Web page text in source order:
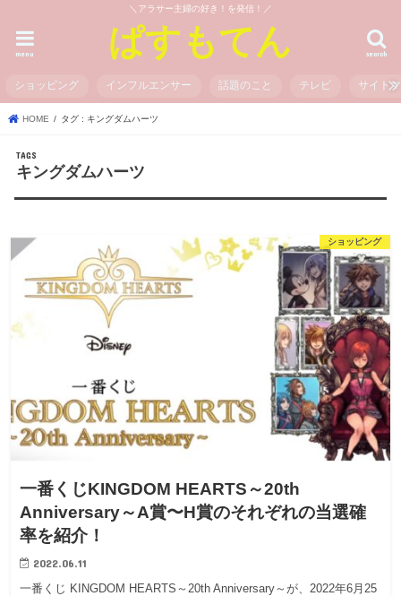
＼アラサー主婦の好き！を発信！／
ぱすもてん search
menu
ショッピング インフルエンサー 話題のこと テレビ サイト
HOME タグ : キングダムハーツ
キングダムハーツ
ショッピング
一番くじKINGDOM HEARTS～20th
Anniversary～A賞〜H賞のそれぞれの当選確
率を紹介！
2022.06.11
一番くじ KINGDOM HEARTS～20th Anniversary～が、2022年6月25